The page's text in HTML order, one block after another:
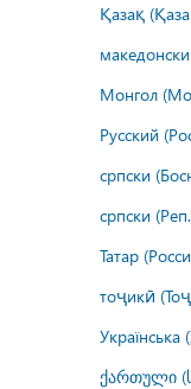
Қазақ
Монгол
Русский
српски
српски
Татар
тоҷикӣ
Українська
ქართული